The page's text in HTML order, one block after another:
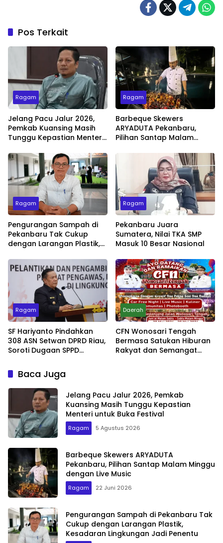
Pos Terkait
Ragam
Jelang Pacu Jalur 2026,
Pemkab Kuansing Masih
Tunggu Kepastian Menteri
Ragam
Barbeque Skewers
ARYADUTA Pekanbaru,
Pilihan Santap Malam
Ragam
Pengurangan Sampah di
Pekanbaru Tak Cukup
dengan Larangan Plastik,
Jadi Penentu
Ragam
Pekanbaru Juara
Sumatera, Nilai TKA SMP
Masuk 10 Besar Nasional
Ragam
SF Hariyanto Pindahkan
308 ASN Setwan DPRD Riau,
Soroti Dugaan SPPD
Daerah
CFN Wonosari Tengah
Bermasa Satukan Hiburan
Rakyat dan Semangat
Baca Juga
Jelang Pacu Jalur 2026, Pemkab
Kuansing Masih Tunggu Kepastian
Menteri untuk Buka Festival
Ragam 5 Agustus 2026
Barbeque Skewers ARYADUTA
Pekanbaru, Pilihan Santap Malam Minggu
dengan Live Music
Ragam 22 Juni 2026
Pengurangan Sampah di Pekanbaru Tak
Cukup dengan Larangan Plastik,
Kesadaran Lingkungan Jadi Penentu